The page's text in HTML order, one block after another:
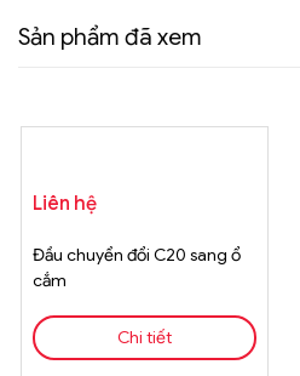
Sản phẩm đã xem
Liên hệ
Đầu chuyển đổi C20 sang ổ
cắm
Chi tiết